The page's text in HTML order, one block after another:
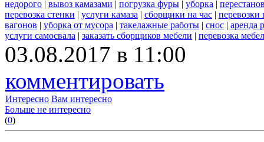
недорого | вывоз камазами | погрузка фуры | уборка |
перевозка стенки | услуги камаза | сборщики на час | перевозки
вагонов | уборка от мусора | такелажные работы | снос | аренда
услуги самосвала | заказать сборщиков мебели | перевозка
03.08.2017 в 11:00
комментировать
Интересно Вам интересно
Больше не интересно
(0)